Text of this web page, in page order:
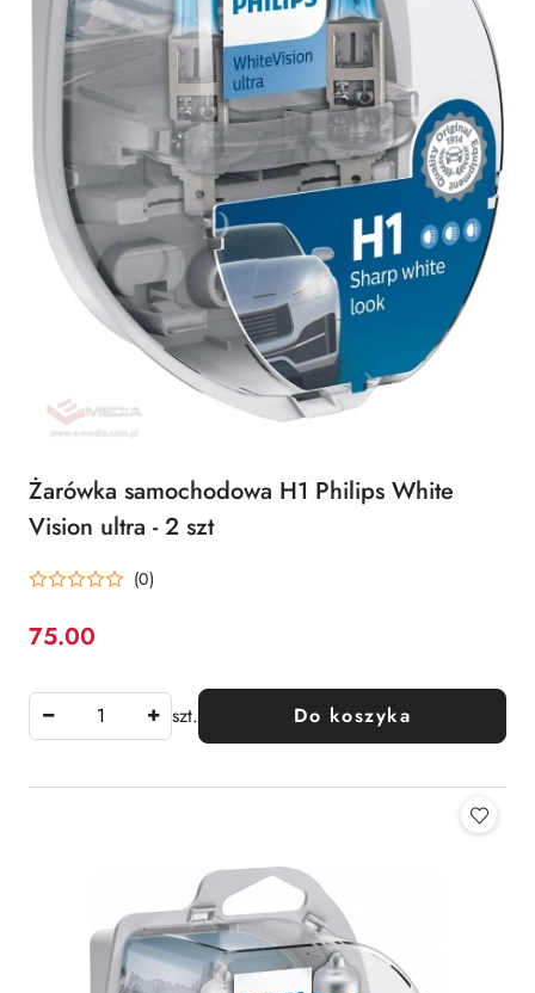
Żarówka samochodowa H1 Philips White
Vision ultra - 2 szt
(0)
Cena:
75.00
szt. Do koszyka